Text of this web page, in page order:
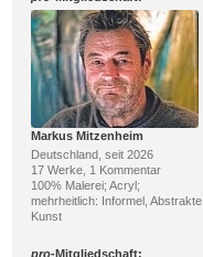
Markus Mitzenheim
Deutschland, seit 2026
17 Werke, 1 Kommentar
100% Malerei; Acryl;
mehrheitlich: Informel, Abstrakte
Kunst
pro-Mitgliedschaft: